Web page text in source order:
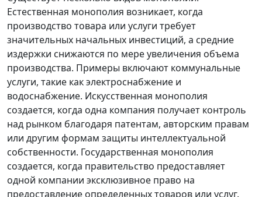
Естественная монополия возникает, когда
производство товара или услуги требует
значительных начальных инвестиций, а средние
издержки снижаются по мере увеличения объема
производства. Примеры включают коммунальные
услуги, такие как электроснабжение и
водоснабжение. Искусственная монополия
создается, когда одна компания получает контроль
над рынком благодаря патентам, авторским правам
или другим формам защиты интеллектуальной
собственности. Государственная монополия
создается, когда правительство предоставляет
одной компании эксклюзивное право на
предоставление определенных товаров или услуг.